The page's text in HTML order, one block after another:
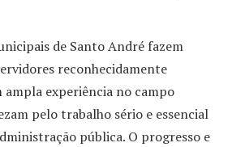
de Santo André fazem
reconhecidamente
experiência no campo
pelo trabalho sério e essencial
pública. O progresso e